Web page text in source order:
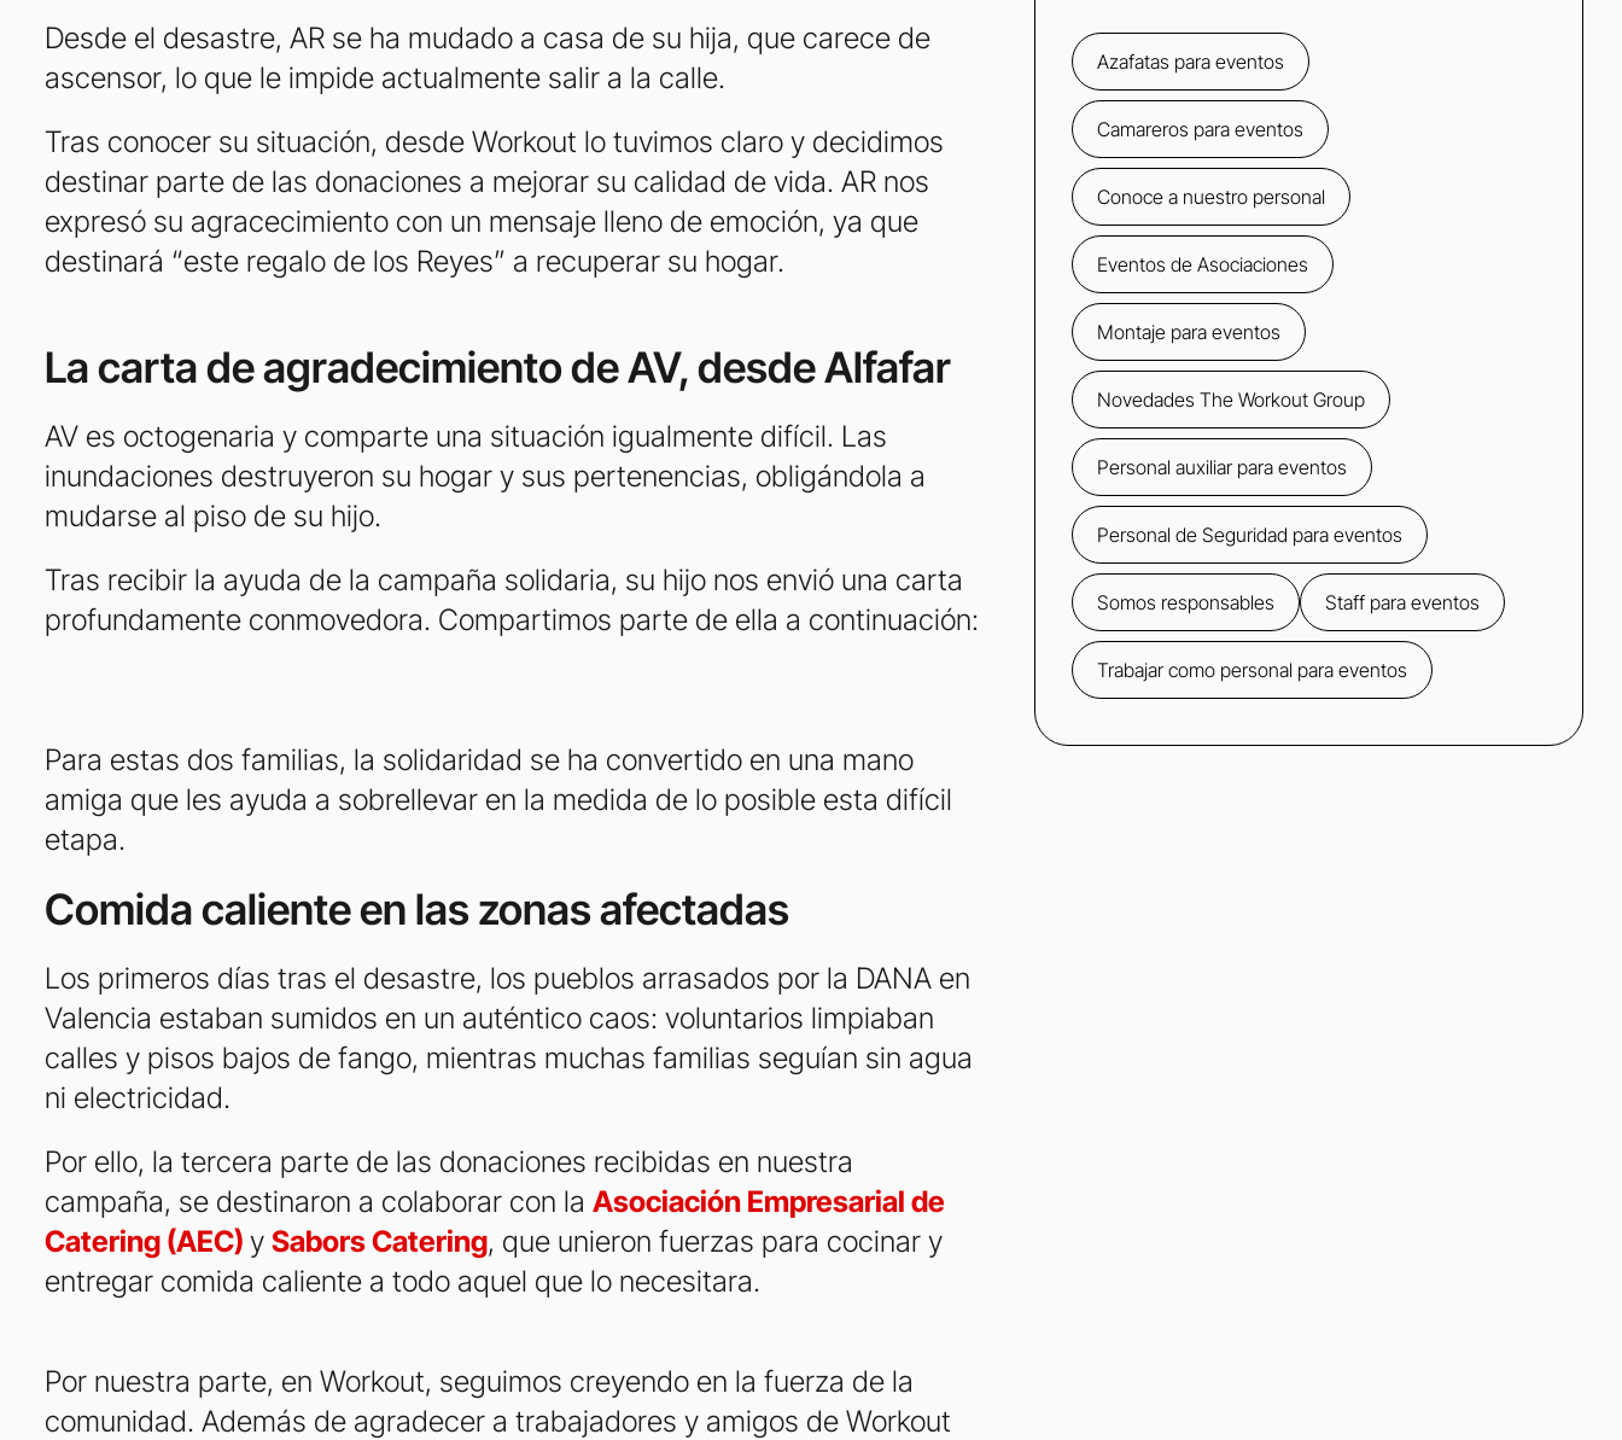
Desde el desastre, AR se ha mudado a casa de su hija, que carece de
ascensor, lo que le impide actualmente salir a la calle.
Tras conocer su situación, desde Workout lo tuvimos claro y decidimos
destinar parte de las donaciones a mejorar su calidad de vida. AR nos
expresó su agracecimiento con un mensaje lleno de emoción, ya que
destinará “este regalo de los Reyes” a recuperar su hogar.
La carta de agradecimiento de AV, desde Alfafar
AV es octogenaria y comparte una situación igualmente difícil. Las
inundaciones destruyeron su hogar y sus pertenencias, obligándola a
mudarse al piso de su hijo.
Tras recibir la ayuda de la campaña solidaria, su hijo nos envió una carta
profundamente conmovedora. Compartimos parte de ella a continuación:
Para estas dos familias, la solidaridad se ha convertido en una mano
amiga que les ayuda a sobrellevar en la medida de lo posible esta difícil
etapa.
Comida caliente en las zonas afectadas
Los primeros días tras el desastre, los pueblos arrasados por la DANA en
Valencia estaban sumidos en un auténtico caos: voluntarios limpiaban
calles y pisos bajos de fango, mientras muchas familias seguían sin agua
ni electricidad.
Por ello, la tercera parte de las donaciones recibidas en nuestra
campaña, se destinaron a colaborar con la Asociación Empresarial de
Catering (AEC) y Sabors Catering, que unieron fuerzas para cocinar y
entregar comida caliente a todo aquel que lo necesitara.
Por nuestra parte, en Workout, seguimos creyendo en la fuerza de la
comunidad. Además de agradecer a trabajadores y amigos de Workout
Azafatas para eventos
Camareros para eventos
Conoce a nuestro personal
Eventos de Asociaciones
Montaje para eventos
Novedades The Workout Group
Personal auxiliar para eventos
Personal de Seguridad para eventos
Somos responsables Staff para eventos
Trabajar como personal para eventos